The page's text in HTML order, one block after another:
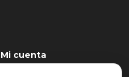
Mi cuenta